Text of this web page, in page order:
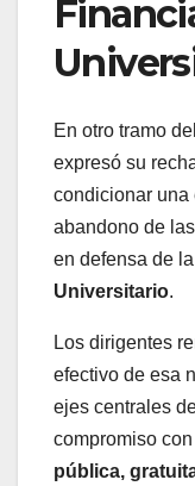
En otro tramo
expresó su
condicionar una
abandono de
en defensa de la
Universitario.
Los dirigentes
efectivo de esa
ejes centrales
compromiso
pública,